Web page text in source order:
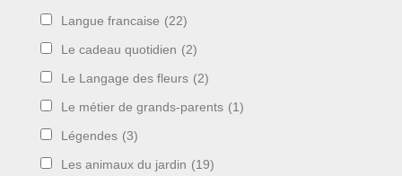
Langue francaise (22)
Le cadeau quotidien (2)
Le Langage des fleurs (2)
Le métier de grands-parents (1)
Légendes (3)
Les animaux du jardin (19)